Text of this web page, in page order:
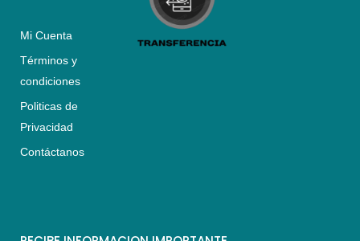
Mi Cuenta
Términos y
condiciones
Politicas de
Privacidad
Contáctanos